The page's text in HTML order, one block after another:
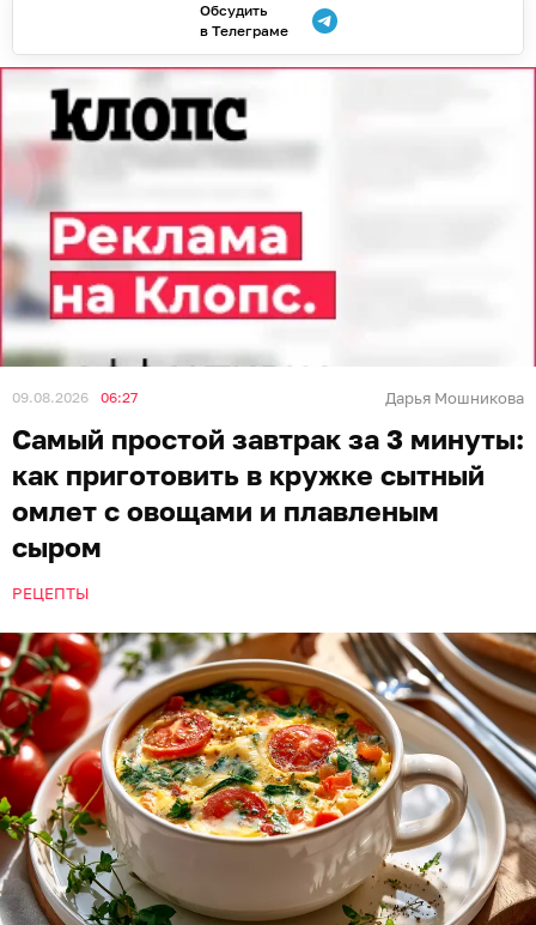
Обсудить
в Телеграме
09.08.2026 06:27 Дарья Мошникова
Самый простой завтрак за 3 минуты:
как приготовить в кружке сытный
омлет с овощами и плавленым
сыром
РЕЦЕПТЫ